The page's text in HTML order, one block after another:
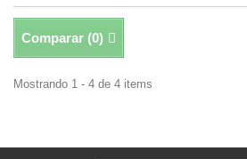
Comparar (0)
Mostrando 1 - 4 de 4 items